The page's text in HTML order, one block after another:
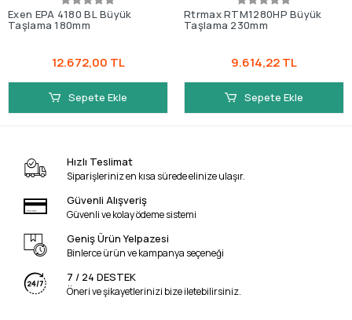
Exen EPA 4180 BL Büyük
Taşlama 180mm
12.672,00 TL
Sepete Ekle
Rtrmax RTM1280HP Büyük
Taşlama 230mm
9.614,22 TL
Sepete Ekle
Hızlı Teslimat
Siparişleriniz en kısa sürede elinize ulaşır.
Güvenli Alışveriş
Güvenli ve kolay ödeme sistemi
Geniş Ürün Yelpazesi
Binlerce ürün ve kampanya seçeneği
7 / 24 DESTEK
Öneri ve şikayetlerinizi bize iletebilirsiniz.